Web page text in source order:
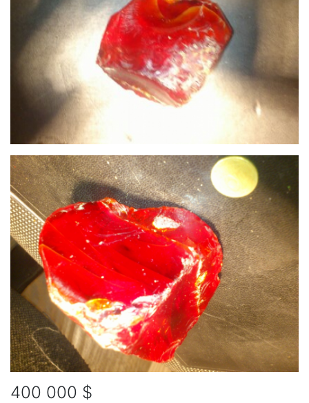
400 000 $